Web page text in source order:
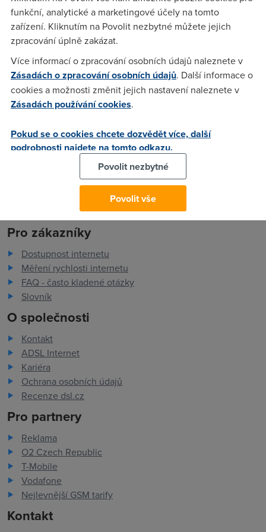
ceny klesají, elektronický inkoust má vlastnosti jako inkoust
normální, zkrátka a dobře je čas přehodnotit svůj vztah k této
technické vymoženosti. Stále jsou tu však nějaká ale.
Petr(22.7.2010 00:39:41)
Já si umím představit domov bez knih. Mám jen pár
nejdůležitějších (Pravidla českého pravopisu, strojnické
tabulky, skripta). Zbytek si půjčím v knihovně nebo přečtu v
digitální podobě...
Pro zákazníky
Dostupnost internetu
Měření rychlosti internetu
FAQ - často kladené otázky
Slovník
O společnosti
Kontakt
ADSL Internet
Kariéra
Ochrana osobních údajů
Recenze dsl.cz
Pro partnery
Reklama
O2 Czech Republic
T-Mobile
Vodafone
Nejlevnější GSM tarify
Kontakt
funkční, analytické a marketingové účely na tomto
zařízení. Kliknutím na Povolit nezbytné můžete jejich
zpracování úplně zakázat.
Více informací o zpracování osobních údajů naleznete v
Zásadách o zpracování osobních údajů. Další informace o
cookies a možnosti změnit jejich nastavení naleznete v
Zásadách používání cookies.
Pokud se o cookies chcete dozvědět více, další
podrobnosti najdete na tomto odkazu.
Povolit nezbytné
Povolit vše